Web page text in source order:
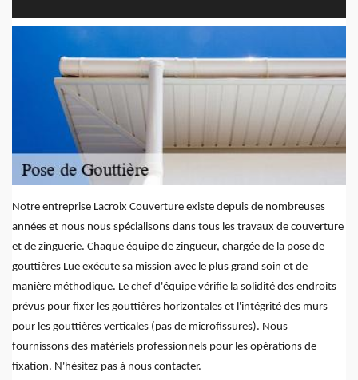
Notre entreprise Lacroix Couverture existe depuis de nombreuses
années et nous nous spécialisons dans tous les travaux de couverture
et de zinguerie. Chaque équipe de zingueur, chargée de la pose de
gouttières Lue exécute sa mission avec le plus grand soin et de
manière méthodique. Le chef d'équipe vérifie la solidité des endroits
prévus pour fixer les gouttières horizontales et l'intégrité des murs
pour les gouttières verticales (pas de microfissures). Nous
fournissons des matériels professionnels pour les opérations de
fixation. N'hésitez pas à nous contacter.